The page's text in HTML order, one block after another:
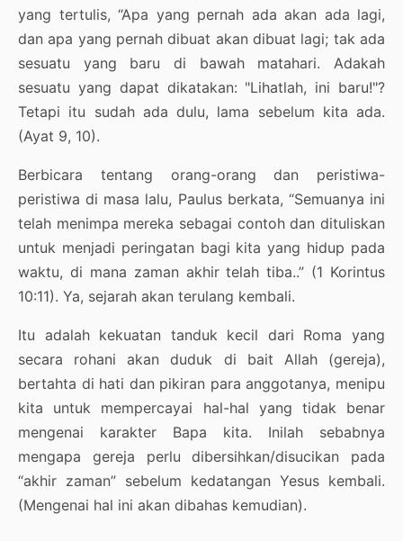
yang tertulis, “Apa yang pernah ada akan ada lagi,
dan apa yang pernah dibuat akan dibuat lagi; tak ada
sesuatu yang baru di bawah matahari. Adakah
sesuatu yang dapat dikatakan: "Lihatlah, ini baru!"?
Tetapi itu sudah ada dulu, lama sebelum kita ada.
(Ayat 9, 10).
Berbicara tentang orang-orang dan peristiwa-
peristiwa di masa lalu, Paulus berkata, “Semuanya ini
telah menimpa mereka sebagai contoh dan dituliskan
untuk menjadi peringatan bagi kita yang hidup pada
waktu, di mana zaman akhir telah tiba..” (1 Korintus
10:11). Ya, sejarah akan terulang kembali.
Itu adalah kekuatan tanduk kecil dari Roma yang
secara rohani akan duduk di bait Allah (gereja),
bertahta di hati dan pikiran para anggotanya, menipu
kita untuk mempercayai hal-hal yang tidak benar
mengenai karakter Bapa kita. Inilah sebabnya
mengapa gereja perlu dibersihkan/disucikan pada
“akhir zaman” sebelum kedatangan Yesus kembali.
(Mengenai hal ini akan dibahas kemudian).